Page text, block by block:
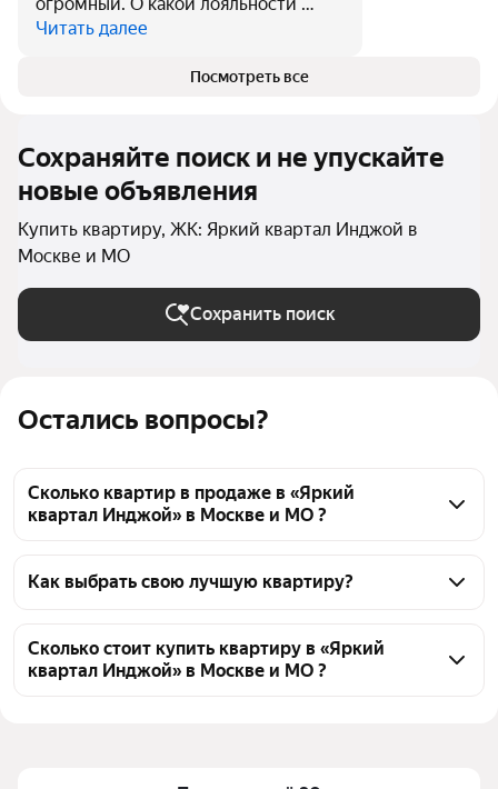
Остались вопросы?
Сколько квартир в продаже в «Яркий
квартал Инджой» в Москве и МО ?
квартал Инджой» в Москве и МО 342 квартиры, из
Как выбрать свою лучшую квартиру?
квартал Инджой», воспользуйтесь тепловой картой
для оценки инфраструктуры и транспортной
Сколько стоит купить квартиру в «Яркий
квартал Инджой» в Москве и МО ?
Читать далее
Посмотреть все
Сохраняйте поиск и не упускайте
новые объявления
Купить квартиру, ЖК: Яркий квартал Инджой в
Москве и МО
Сохранить поиск